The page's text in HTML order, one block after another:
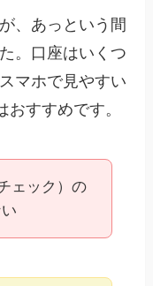
、あっという間
。口座はいくつ
マホで見やすい
すすめです。
ェック）の